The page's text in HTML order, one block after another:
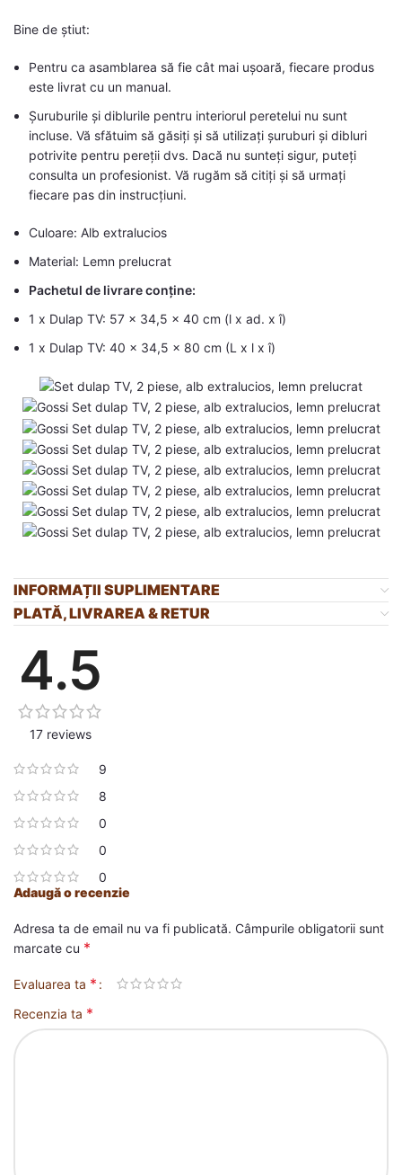
Bine de știut:
Pentru ca asamblarea să fie cât mai ușoară, fiecare produs
este livrat cu un manual.
Șuruburile și diblurile pentru interiorul peretelui nu sunt
incluse. Vă sfătuim să găsiți și să utilizați șuruburi și dibluri
potrivite pentru pereții dvs. Dacă nu sunteți sigur, puteți
consulta un profesionist. Vă rugăm să citiți și să urmați
fiecare pas din instrucțiuni.
Culoare: Alb extralucios
Material: Lemn prelucrat
Pachetul de livrare conține:
1 x Dulap TV: 57 x 34,5 x 40 cm (l x ad. x î)
1 x Dulap TV: 40 x 34,5 x 80 cm (L x l x î)
INFORMAȚII SUPLIMENTARE
PLATĂ, LIVRAREA & RETUR
4.5
17 reviews
9
8
0
0
0
Adaugă o recenzie
Adresa ta de email nu va fi publicată. Câmpurile obligatorii sunt
marcate cu *
Evaluarea ta *
Recenzia ta *